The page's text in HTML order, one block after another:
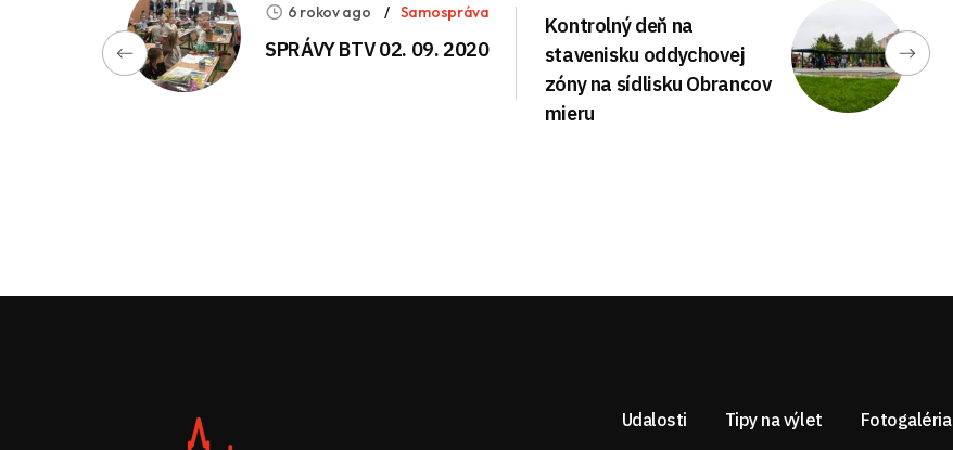
6 rokov ago Samospráva
SPRÁVY BTV 02. 09. 2020
Kontrolný deň na
stavenisku oddychovej
zóny na sídlisku Obrancov
mieru
Udalosti Tipy na výlet Fotogaléria